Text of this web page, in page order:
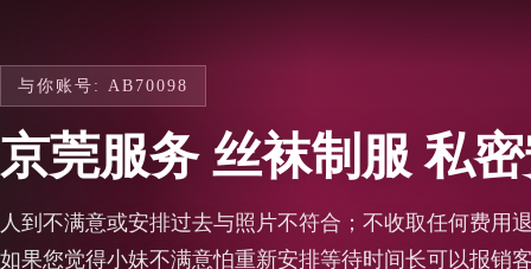
与你账号: AB70098
京莞服务 丝袜制服 私
人到不满意或安排过去与照片不符合；不收取任何费用
如果您觉得小妹不满意怕重新安排等待时间长可以报销